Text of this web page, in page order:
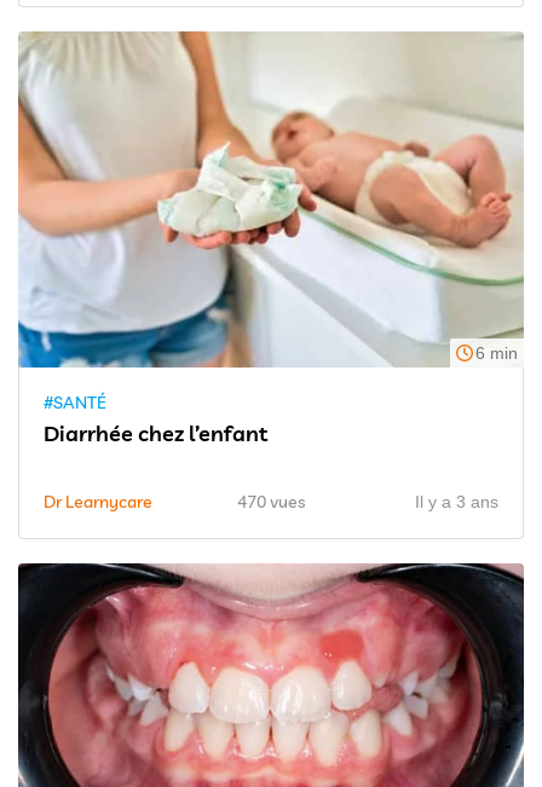
6 min
#SANTÉ
Diarrhée chez l’enfant
Dr Learnycare 470 vues Il y a 3 ans